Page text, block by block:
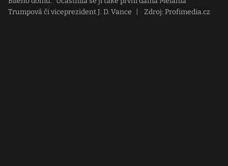
Trumpová či viceprezident J. D. Vance
Zdroj: Profimedia.cz